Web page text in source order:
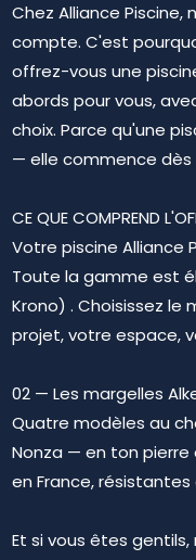
Chez Alliance
compte. C'est
offrez-vous une
abords pour vous,
choix. Parce qu'une
— elle commence dès
CE QUE COMPREND
Votre piscine Alliance
Toute la gamme est
Krono) . Choisissez
projet, votre espace,
02 — Les margelles
Quatre modèles au
Nonza — en ton pierre
en France,
Et si vous êtes